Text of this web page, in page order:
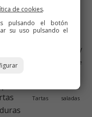
Dulces varios
Panes y
Platos de
Salsas
Tartas saladas
de cookies.
pulsando el botón
su uso pulsando el